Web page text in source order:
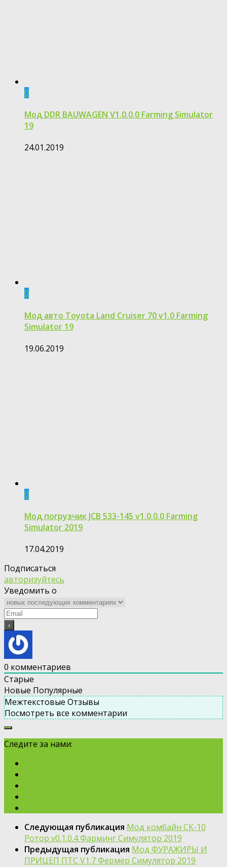
0
Мод DDR BAUWAGEN V1.0.0.0 Farming Simulator
19
24.01.2019
0
Мод авто Toyota Land Cruiser 70 v1.0 Farming
Simulator 19
19.06.2019
0
Мод погрузчик JCB 533-145 v1.0.0.0 Farming
Simulator 2019
17.04.2019
Подписаться
авторизуйтесь
Уведомить о
0 комментариев
Старые
Новые Популярные
Межтекстовые Отзывы
Посмотреть все комментарии
Следите за нами:
Следующая публикация Мод комбайн СК-10
Ротор v0.1.0.4 Фарминг Симулятор 2019
Предыдущая публикация Мод ФУРАЖИРЫ И
ПРИЦЕП ПТС V1.7 Фермер Симулятор 2019